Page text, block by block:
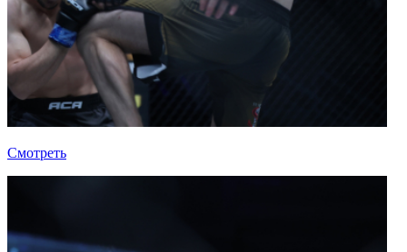
Смотреть